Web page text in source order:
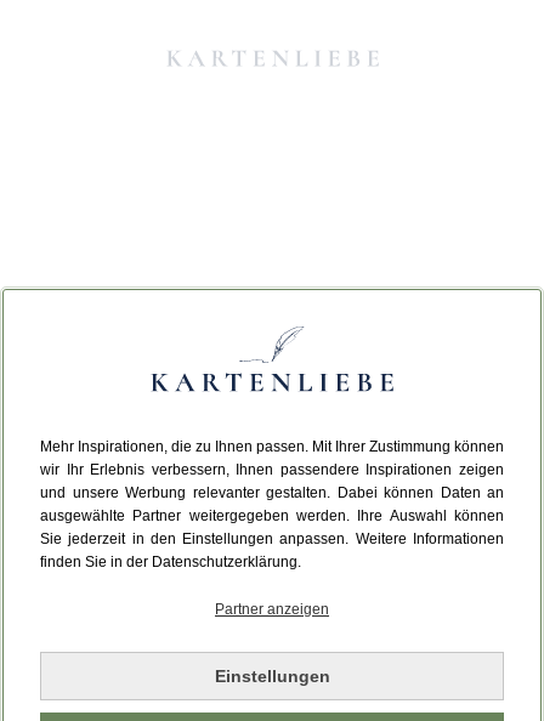
Mehr Inspirationen, die zu Ihnen passen. Mit Ihrer Zustimmung können
wir Ihr Erlebnis verbessern, Ihnen passendere Inspirationen zeigen
und unsere Werbung relevanter gestalten. Dabei können Daten an
ausgewählte Partner weitergegeben werden. Ihre Auswahl können
Sie jederzeit in den Einstellungen anpassen. Weitere Informationen
finden Sie in der Datenschutzerklärung.
Partner anzeigen
Einstellungen
Da ist etwas schiefgelaufen.
Leider ist ein technischer Fehler aufgetreten.
Bitte laden Sie die Seite neu.